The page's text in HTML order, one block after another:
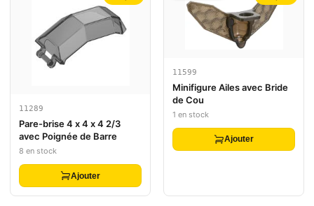
11289
Pare-brise 4 x 4 x 4 2/3
avec Poignée de Barre
8 en stock
Ajouter
11599
Minifigure Ailes avec Bride
de Cou
1 en stock
Ajouter